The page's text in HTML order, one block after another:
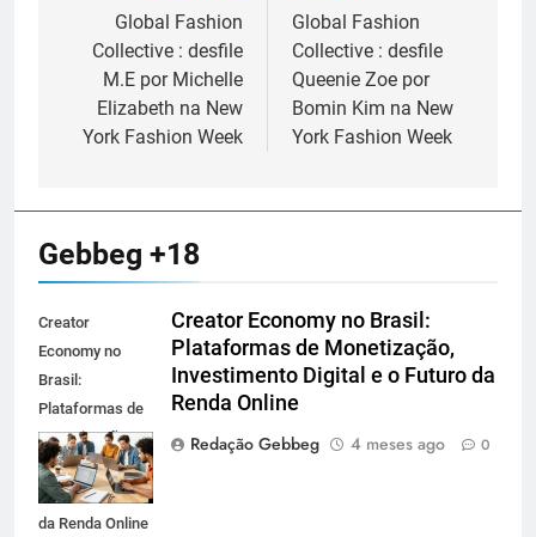
Post
Global Fashion
Collective : desfile
M.E por Michelle
Elizabeth na New
York Fashion Week
Global Fashion
Collective : desfile
Queenie Zoe por
Bomin Kim na New
York Fashion Week
Gebbeg +18
Creator
Economy no
Brasil:
Plataformas de
Monetização,
Investimento
Digital e o Futuro
da Renda Online
Creator Economy no Brasil:
Plataformas de Monetização,
Investimento Digital e o Futuro da
Renda Online
Redação Gebbeg
4 meses ago 0